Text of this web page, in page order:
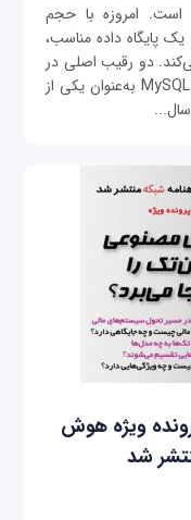
است. امروزه با حجم
پایگاه داده مناسب،
دو رقیب اصلی در
این عرصه، MySQL و MariaDB هستند. MySQL به‌عنوان یکی از
با پرونده ویژه هوش
شد